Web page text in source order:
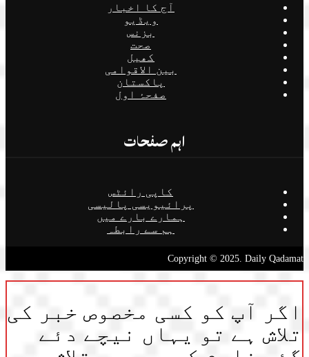
آج کا اخبار
ویڈیو
بزنس
صحت
کھیل
بین الاقوامی
پاکستان
صفحۂ اول
اہم صفحات
کاپی رائٹس
پرائیویسی پالیسی
ہمارے بارے میں
ہم سے رابطہ
Copyright © 2025. Daily Qadamat
اگر آپ کو کسی مخصوص خبر کی
تلاش ہے تو یہاں نیچے دئے